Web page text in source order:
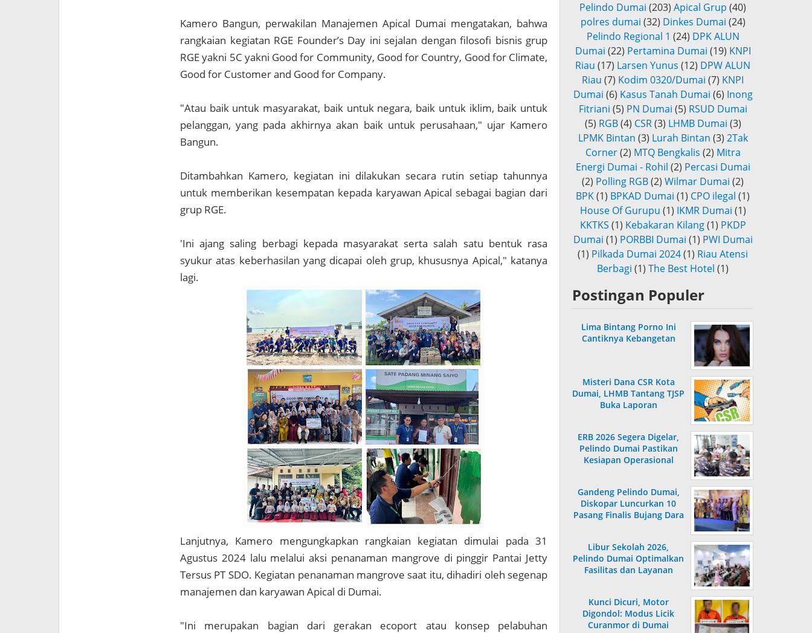
Kamero Bangun, perwakilan Manajemen Apical Dumai mengatakan, bahwa
rangkaian kegiatan RGE Founder’s Day ini sejalan dengan filosofi bisnis grup
RGE yakni 5C yakni Good for Community, Good for Country, Good for Climate,
Good for Customer and Good for Company.
"Atau baik untuk masyarakat, baik untuk negara, baik untuk iklim, baik untuk
pelanggan, yang pada akhirnya akan baik untuk perusahaan," ujar Kamero
Bangun.
Ditambahkan Kamero, kegiatan ini dilakukan secara rutin setiap tahunnya
untuk memberikan kesempatan kepada karyawan Apical sebagai bagian dari
grup RGE.
'Ini ajang saling berbagi kepada masyarakat serta salah satu bentuk rasa
syukur atas keberhasilan yang dicapai oleh grup, khususnya Apical," katanya
lagi.
Lanjutnya, Kamero mengungkapkan rangkaian kegiatan dimulai pada 31
Agustus 2024 lalu melalui aksi penanaman mangrove di pinggir Pantai Jetty
Tersus PT SDO. Kegiatan penanaman mangrove saat itu, dihadiri oleh segenap
manajemen dan karyawan Apical di Dumai.
"Ini merupakan bagian dari gerakan ecoport atau konsep pelabuhan
Pelindo Dumai (203) Apical Grup (40)
polres dumai (32) Dinkes Dumai (24)
Pelindo Regional 1 (24) DPK ALUN
Dumai (22) Pertamina Dumai (19) KNPI
Riau (17) Larsen Yunus (12) DPW ALUN
Riau (7) Kodim 0320/Dumai (7) KNPI
Dumai (6) Kasus Tanah Dumai (6) Inong
Fitriani (5) PN Dumai (5) RSUD Dumai
(5) RGB (4) CSR (3) LHMB Dumai (3)
LPMK Bintan (3) Lurah Bintan (3) 2Tak
Corner (2) MTQ Bengkalis (2) Mitra
Energi Dumai - Rohil (2) Percasi Dumai
(2) Polling RGB(2) Wilmar Dumai (2)
BPK(1) BPKAD Dumai (1) CPO ilegal (1)
House Of Gurupu (1) IKMR Dumai (1)
KKTKS (1) Kebakaran Kilang (1) PKDP
Dumai (1) PORBBI Dumai (1) PWI Dumai
(1) Pilkada Dumai 2024(1) Riau Atensi
Berbagi (1) The Best Hotel (1)
Postingan Populer
Lima Bintang Porno Ini
Cantiknya Kebangetan
Misteri Dana CSR Kota
Dumai, LHMB Tantang TJSP
Buka Laporan
ERB 2026 Segera Digelar,
Pelindo Dumai Pastikan
Kesiapan Operasional
Gandeng Pelindo Dumai,
Diskopar Luncurkan 10
Pasang Finalis Bujang Dara
Libur Sekolah 2026,
Pelindo Dumai Optimalkan
Fasilitas dan Layanan
Kunci Dicuri, Motor
Digondol: Modus Licik
Curanmor di Dumai